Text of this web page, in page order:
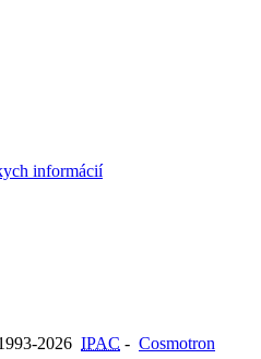
2026 IPAC - Cosmotron